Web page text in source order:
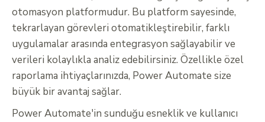
otomasyon platformudur. Bu platform sayesinde,
tekrarlayan görevleri otomatikleştirebilir, farklı
uygulamalar arasında entegrasyon sağlayabilir ve
verileri kolaylıkla analiz edebilirsiniz. Özellikle özel
raporlama ihtiyaçlarınızda, Power Automate size
büyük bir avantaj sağlar.
Power Automate'in sunduğu esneklik ve kullanıcı